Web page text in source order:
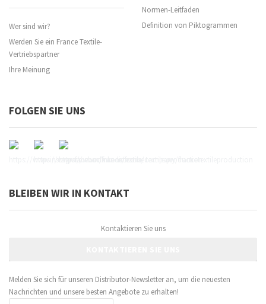
Wer sind wir?
Werden Sie ein France Textile-
Vertriebspartner
Ihre Meinung
Normen-Leitfaden
Definition von Piktogrammen
FOLGEN SIE UNS
BLEIBEN WIR IN KONTAKT
Kontaktieren Sie uns
Melden Sie sich für unseren Distributor-Newsletter an, um die neuesten
Nachrichten und unsere besten Angebote zu erhalten!